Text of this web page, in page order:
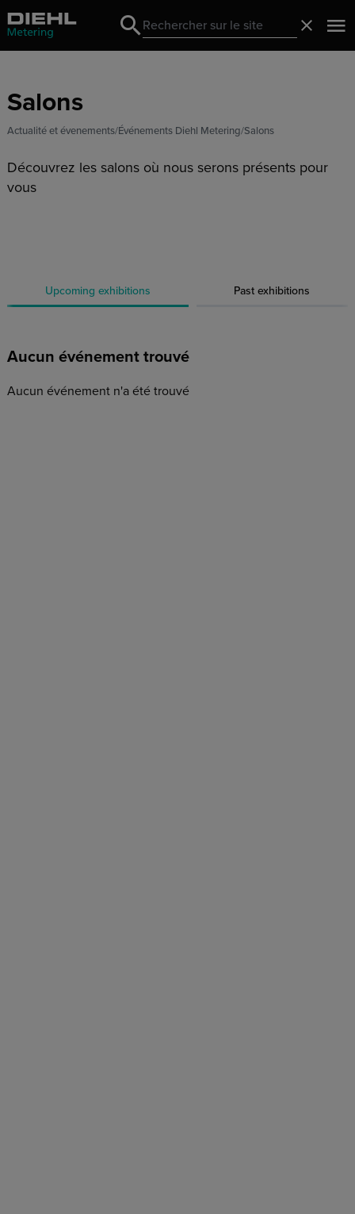
Search
Search
Salons
Actualité et évenements Événements Diehl Metering Salons
Découvrez les salons où nous serons présents pour
vous
Upcoming exhibitions Past exhibitions
Aucun événement trouvé
Aucun événement n'a été trouvé